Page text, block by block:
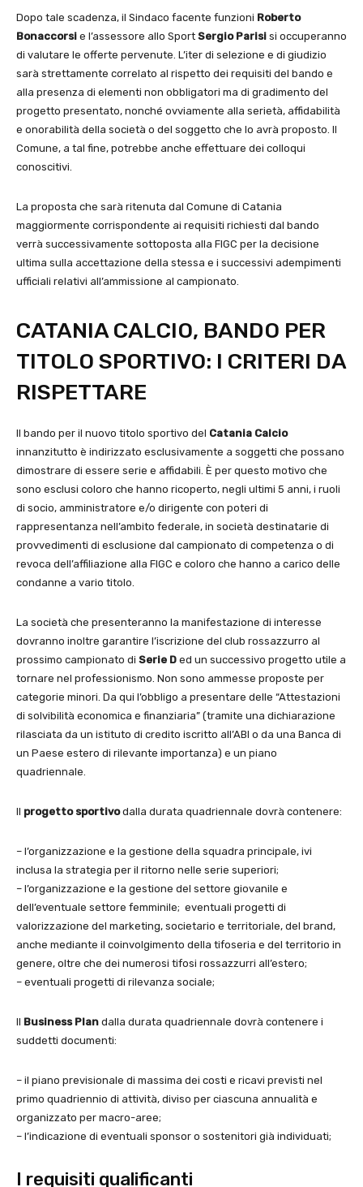
Dopo tale scadenza, il Sindaco facente funzioni Roberto
Bonaccorsi e l’assessore allo Sport Sergio Parisi si occuperanno
di valutare le offerte pervenute. L’iter di selezione e di giudizio
sarà strettamente correlato al rispetto dei requisiti del bando e
alla presenza di elementi non obbligatori ma di gradimento del
progetto presentato, nonché ovviamente alla serietà, affidabilità
e onorabilità della società o del soggetto che lo avrà proposto. Il
Comune, a tal fine, potrebbe anche effettuare dei colloqui
conoscitivi.
La proposta che sarà ritenuta dal Comune di Catania
maggiormente corrispondente ai requisiti richiesti dal bando
verrà successivamente sottoposta alla FIGC per la decisione
ultima sulla accettazione della stessa e i successivi adempimenti
ufficiali relativi all’ammissione al campionato.
CATANIA CALCIO, BANDO PER
TITOLO SPORTIVO: I CRITERI DA
RISPETTARE
Il bando per il nuovo titolo sportivo del Catania Calcio
innanzitutto è indirizzato esclusivamente a soggetti che possano
dimostrare di essere serie e affidabili. È per questo motivo che
sono esclusi coloro che hanno ricoperto, negli ultimi 5 anni, i ruoli
di socio, amministratore e/o dirigente con poteri di
rappresentanza nell’ambito federale, in società destinatarie di
provvedimenti di esclusione dal campionato di competenza o di
revoca dell’affiliazione alla FIGC e coloro che hanno a carico delle
condanne a vario titolo.
La società che presenteranno la manifestazione di interesse
dovranno inoltre garantire l’iscrizione del club rossazzurro al
prossimo campionato di Serie D ed un successivo progetto utile a
tornare nel professionismo. Non sono ammesse proposte per
categorie minori. Da qui l’obbligo a presentare delle “Attestazioni
di solvibilità economica e finanziaria” (tramite una dichiarazione
rilasciata da un istituto di credito iscritto all’ABI o da una Banca di
un Paese estero di rilevante importanza) e un piano
quadriennale.
Il progetto sportivodalla durata quadriennale dovrà contenere:
– l’organizzazione e la gestione della squadra principale, ivi
inclusa la strategia per il ritorno nelle serie superiori;
– l’organizzazione e la gestione del settore giovanile e
dell’eventuale settore femminile; eventuali progetti di
valorizzazione del marketing, societario e territoriale, del brand,
anche mediante il coinvolgimento della tifoseria e del territorio in
genere, oltre che dei numerosi tifosi rossazzurri all’estero;
– eventuali progetti di rilevanza sociale;
Il Business Plan dalla durata quadriennale dovrà contenere i
suddetti documenti:
– il piano previsionale di massima dei costi e ricavi previsti nel
primo quadriennio di attività, diviso per ciascuna annualità e
organizzato per macro-aree;
– l’indicazione di eventuali sponsor o sostenitori già individuati;
I requisiti qualificanti